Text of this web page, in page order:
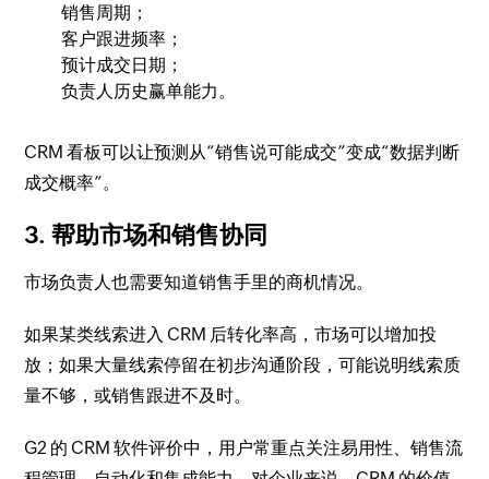
销售周期；
客户跟进频率；
预计成交日期；
负责人历史赢单能力。
CRM 看板可以让预测从“销售说可能成交”变成“数据判断
成交概率”。
3. 帮助市场和销售协同
市场负责人也需要知道销售手里的商机情况。
如果某类线索进入 CRM 后转化率高，市场可以增加投
放；如果大量线索停留在初步沟通阶段，可能说明线索质
量不够，或销售跟进不及时。
G2 的 CRM 软件评价中，用户常重点关注易用性、销售流